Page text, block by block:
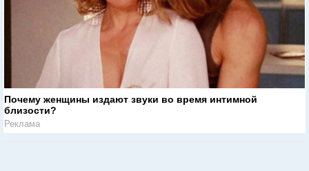
Почему женщины издают звуки во время интимной
близости?
Реклама